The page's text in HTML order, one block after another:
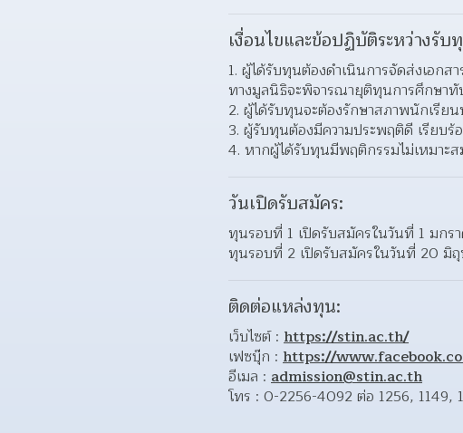
เงื่อนไขและข้อปฏิบัติระหว่างรับ
ผู้ได้รับทุนต้องดำเนินการจัดส่งเอกส
ทางมูลนิธิจะพิจารณายุติทุนการศึกษา
ผู้ได้รับทุนจะต้องรักษาสภาพนักเรีย
ผู้รับทุนต้องมีความประพฤติดี เรียบร้
หากผู้ได้รับทุนมีพฤติกรรมไม่เหมา
วันเปิดรับสมัคร:
ทุนรอบที่ 1 เปิดรับสมัครในวันที่ 1 มกร
ทุนรอบที่ 2 เปิดรับสมัครในวันที่ 20 มิ
ติดต่อแหล่งทุน:
เว็บไซต์ : https://stin.ac.th/
เฟซบุ๊ก : https://
อีเมล : admission@stin.ac.th
โทร : 0-2256-4092 ต่อ 1256, 1149,